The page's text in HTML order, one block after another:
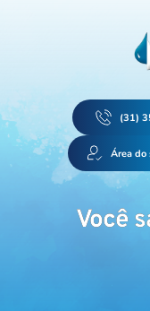
(31)
Área do
Você